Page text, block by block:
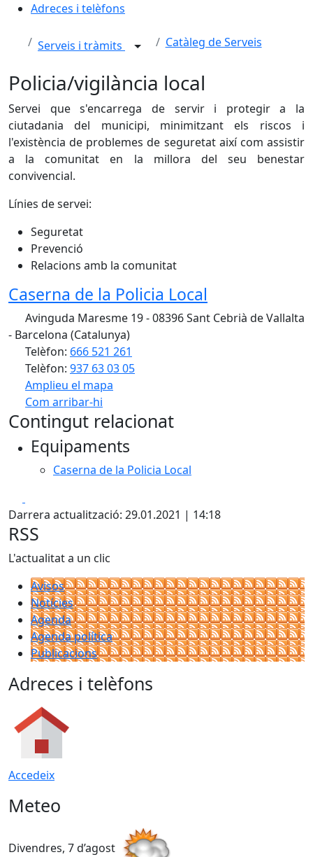
Adreces i telèfons
Serveis i tràmits Catàleg de Serveis
Policia/vigilància local
Servei que s'encarrega de servir i protegir a la
ciutadania del municipi, minimitzant els riscos i
l'existència de problemes de seguretat així com assistir
a la comunitat en la millora del seu benestar
convivencial.
Línies de servei:
Seguretat
Prevenció
Relacions amb la comunitat
Caserna de la Policia Local
Avinguda Maresme 19 - 08396 Sant Cebrià de Vallalta
- Barcelona (Catalunya)
Telèfon: 666 521 261
Telèfon: 937 63 03 05
Amplieu el mapa
Com arribar-hi
+
Contingut relacionat
Equipaments
Caserna de la Policia Local
Darrera actualització: 29.01.2021 | 14:18
RSS
L'actualitat a un clic
Avisos
Notícies
Agenda
Agenda política
Publicacions
Adreces i telèfons
Accedeix
Meteo
Divendres, 7 d’agost